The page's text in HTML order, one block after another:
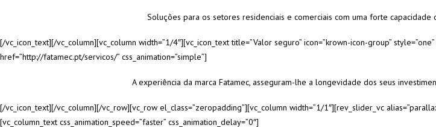
Soluções para os setores residenciais e comerciais com uma forte
[/vc_icon_text][/vc_column][vc_column width=”1/4″][vc_icon_text title=”Valor seguro” icon=”krown-icon-group”
href=”http://fatamec.pt/servicos/” css_animation=”simple”]
A experiência da marca Fatamec, asseguram-lhe a longevidade dos seus
[/vc_icon_text][/vc_column][/vc_row][vc_row el_class=”zeropadding”][vc_column width=”1/1″][rev_slider_vc
[vc_column_text css_animation_speed=”faster” css_animation_delay=”0″]